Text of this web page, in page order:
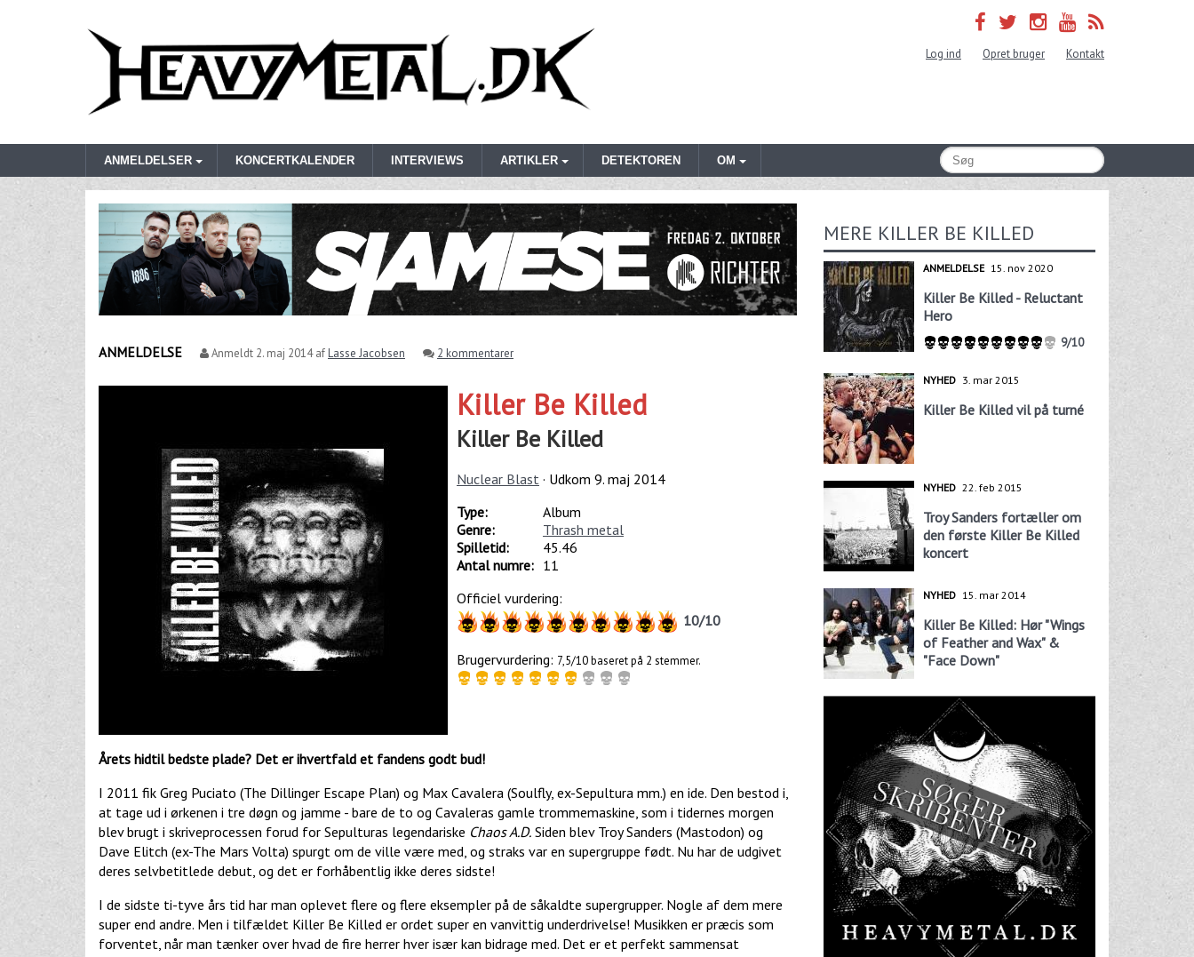
Log ind Opret bruger Kontakt
ANMELDELSER KONCERTKALENDER INTERVIEWS ARTIKLER DETEKTOREN OM
ANMELDELSE Anmeldt 2. maj 2014afLasse Jacobsen 2 kommentarer
Killer Be Killed
Killer Be Killed
Nuclear Blast · Udkom 9. maj 2014
Type:
Album
Genre:
Thrash metal
Spilletid:
45.46
Antal numre: 11
Officiel vurdering:
10/10
Brugervurdering: 7,5/10 baseret på 2 stemmer.
Årets hidtil bedste plade? Det er ihvertfald et fandens godt bud!
I 2011 fik Greg Puciato (The Dillinger Escape Plan) og Max Cavalera (Soulfly, ex-Sepultura mm.) en ide. Den bestod i,
at tage ud i ørkenen i tre døgn og jamme - bare de to og Cavaleras gamle trommemaskine, som i tidernes morgen
blev brugt i skriveprocessen forud for Sepulturas legendariske Chaos A.D. Siden blev Troy Sanders (Mastodon) og
Dave Elitch (ex-The Mars Volta) spurgt om de ville være med, og straks var en supergruppe født. Nu har de udgivet
deres selvbetitlede debut, og det er forhåbentlig ikke deres sidste!
I de sidste ti-tyve års tid har man oplevet flere og flere eksempler på de såkaldte supergrupper. Nogle af dem mere
super end andre. Men i tilfældet Killer Be Killed er ordet super en vanvittig underdrivelse! Musikken er præcis som
forventet, når man tænker over hvad de fire herrer hver især kan bidrage med. Det er et perfekt sammensat
MERE KILLER BE KILLED
ANMELDELSE 15. nov 2020
Killer Be Killed - Reluctant
Hero
9/10
NYHED 3. mar 2015
Killer Be Killed vil på turné
NYHED 22. feb 2015
Troy Sanders fortæller om
den første Killer Be Killed
koncert
NYHED 15. mar 2014
Killer Be Killed: Hør "Wings
of Feather and Wax" &
"Face Down"